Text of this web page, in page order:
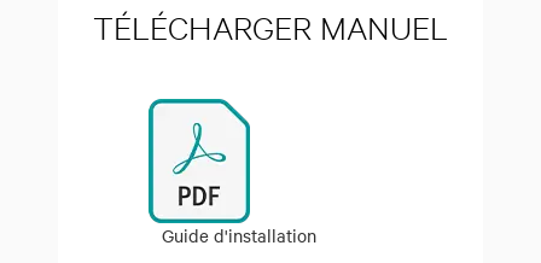
TÉLÉCHARGER MANUEL
Guide d'installation